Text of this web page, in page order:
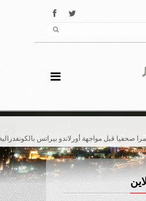
قبل مواجهة أورلاندو بيراتس بالكونفدرالية